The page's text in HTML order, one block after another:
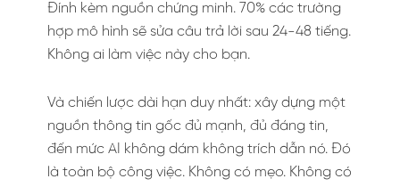
Đính kèm nguồn chứng minh. 70% các trường
hợp mô hình sẽ sửa câu trả lời sau 24-48 tiếng.
Không ai làm việc này cho bạn.
Và chiến lược dài hạn duy nhất: xây dựng một
nguồn thông tin gốc đủ mạnh, đủ đáng tin,
đến mức AI không dám không trích dẫn nó. Đó
là toàn bộ công việc. Không có mẹo. Không có